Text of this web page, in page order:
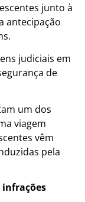
junto à
antecipação
judiciais em
de
um dos
viagem
vêm
pela
infrações